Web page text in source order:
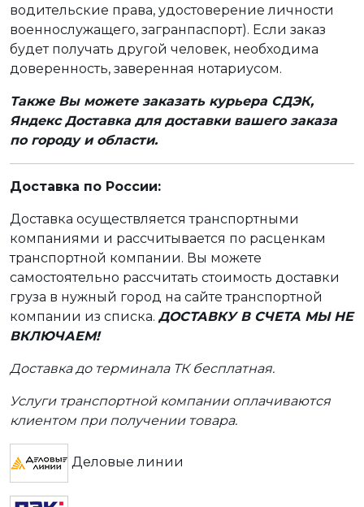
водительские права, удостоверение личности
военнослужащего, загранпаспорт). Если заказ
будет получать другой человек, необходима
доверенность, заверенная нотариусом.
Также Вы можете заказать курьера СДЭК,
Яндекс Доставка для доставки вашего заказа
по городу и области.
Доставка по России:
Доставка осуществляется транспортными
компаниями и рассчитывается по расценкам
транспортной компании. Вы можете
самостоятельно рассчитать стоимость доставки
груза в нужный город на сайте транспортной
компании из списка. ДОСТАВКУ В СЧЕТА МЫ НЕ
ВКЛЮЧАЕМ!
Доставка до терминала ТК бесплатная.
Услуги транспортной компании оплачиваются
клиентом при получении товара.
Деловые линии